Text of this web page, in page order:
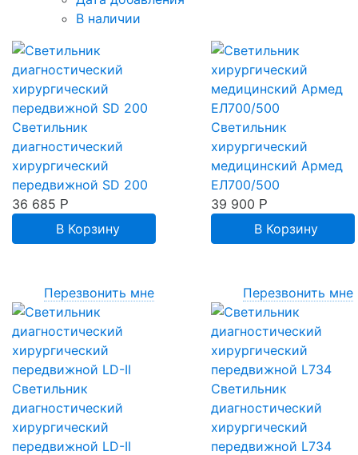
В наличии
Светильник
диагностический
хирургический
передвижной SD 200
36 685 Р
В Корзину
Перезвонить мне
Светильник
хирургический
медицинский Армед
ЕЛ700/500
39 900 Р
В Корзину
Перезвонить мне
Светильник
диагностический
хирургический
передвижной LD-II
Светильник
диагностический
хирургический
передвижной L734